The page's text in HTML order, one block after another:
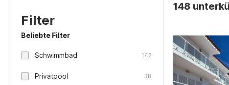
Filter
Beliebte Filter
Schwimmbad 142
Privatpool 38
148